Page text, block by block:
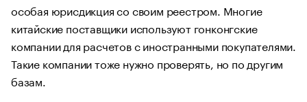
особая юрисдикция со своим реестром. Многие
китайские поставщики используют гонконгские
компании для расчетов с иностранными покупателями.
Такие компании тоже нужно проверять, но по другим
базам.